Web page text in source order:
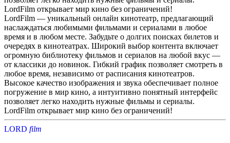
LordFilm открывает мир кино без ограничений!
LordFilm — уникальный онлайн кинотеатр, предлагающий
наслаждаться любимыми фильмами и сериалами в любое
время и в любом месте. Забудьте о долгих поисках билетов и
очередях в кинотеатрах. Широкий выбор контента включает
огромную библиотеку фильмов и сериалов на любой вкус —
от классики до новинок. Гибкий график позволяет смотреть в
любое время, независимо от расписания кинотеатров.
Высокое качество изображения и звука обеспечивает полное
погружение в мир кино, а интуитивно понятный интерфейс
позволяет легко находить нужные фильмы и сериалы.
LordFilm открывает мир кино без ограничений!
LORD film